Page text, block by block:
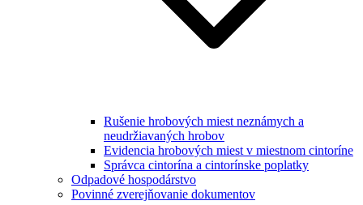
Rušenie hrobových miest neznámych a
neudržiavaných hrobov
Evidencia hrobových miest v miestnom cintoríne
Správca cintorína a cintorínske poplatky
Odpadové hospodárstvo
Povinné zverejňovanie dokumentov